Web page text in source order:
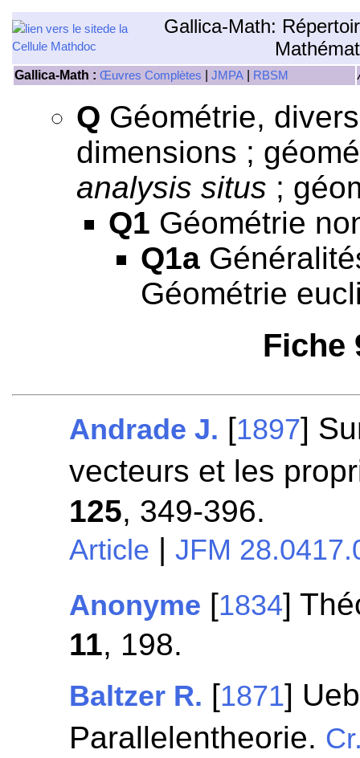
Gallica-Math:
Gallica-Math : Œuvres Complètes JMPA RBSM
Q Géométrie,
dimensions ;
analysis situs ;
Q1 Géométrie
Q1a
Géométrie
Fiche
Andrade J. [1897]
vecteurs et les
125, 349-396.
Article |JFM
Anonyme [1834]
11, 198.
Baltzer R. [1871]
Parallelentheorie.